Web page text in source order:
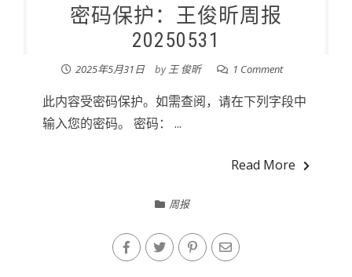
密码保护：王俊昕周报
20250531
2025年5月31日 by王 俊昕 1 Comment
此内容受密码保护。如需查阅，请在下列字段中
输入您的密码。 密码： ...
Read More
周报